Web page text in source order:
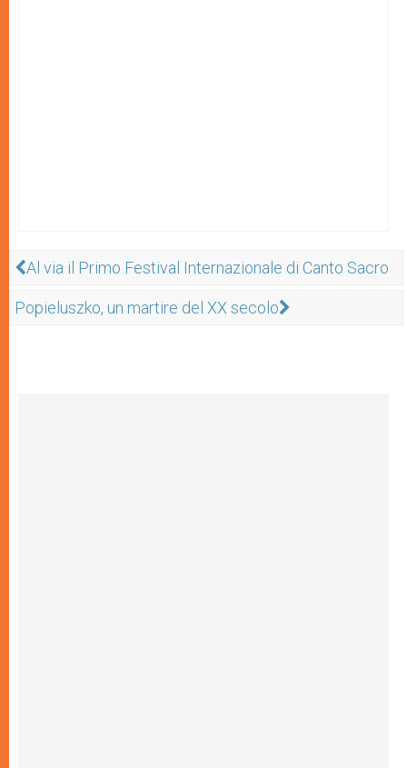
Al via il Primo Festival Internazionale di Canto Sacro
Popieluszko, un martire del XX secolo